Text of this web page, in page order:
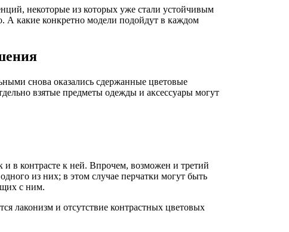
некоторые из которых уже стали устойчивым
А какие конкретно модели подойдут в каждом
снова оказались сдержанные цветовые
взятые предметы одежды и аксессуары могут
в контрасте к ней. Впрочем, возможен и третий
из них; в этом случае перчатки могут быть
с ним.
лаконизм и отсутствие контрастных цветовых